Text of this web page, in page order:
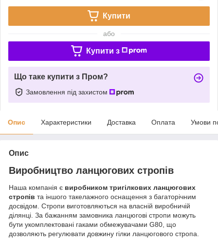
Купити
або
Купити з
Що таке купити з Пром?
Замовлення під захистом
Опис Характеристики Доставка Оплата Умови
Опис
Виробництво ланцюгових стропів
Наша компанія є виробником тригілкових ланцюгових
стропів та іншого такелажного оснащення з багаторічним
досвідом. Стропи виготовляються на власній виробничій
ділянці. За бажанням замовника ланцюгові стропи можуть
бути укомплектовані гаками обмежувачами G80, що
дозволяють регулювати довжину гілки ланцюгового стропа.